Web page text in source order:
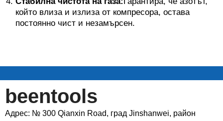
който влиза и излиза от компресора, остава
постоянно чист и незамърсен.
beentools
Адрес: № 300 Qianxin Road, град Jinshanwei, район